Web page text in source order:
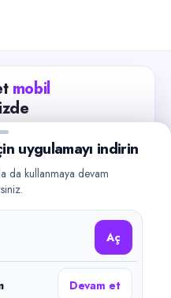
mobil
işverenlerle hızlıca
Google Play
hakları saklıdır.
uygulamayı indirin
da kullanmaya devam
Aç
Devam et